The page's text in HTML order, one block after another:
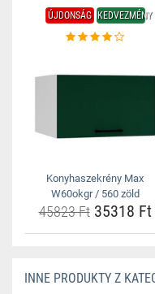
ÚJDONSÁG KEDVEZMÉNY
Konyhaszekrény Max
W60okgr / 560 zöld
45823 Ft35318 Ft
INNE PRODUKTY Z